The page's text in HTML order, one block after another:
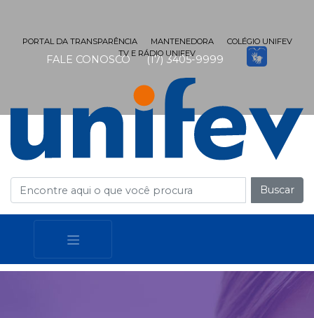
FALE CONOSCO (17) 3405-9999
PORTAL DA TRANSPARÊNCIA MANTENEDORA
COLÉGIO UNIFEV
TV E RÁDIO UNIFEV
Buscar